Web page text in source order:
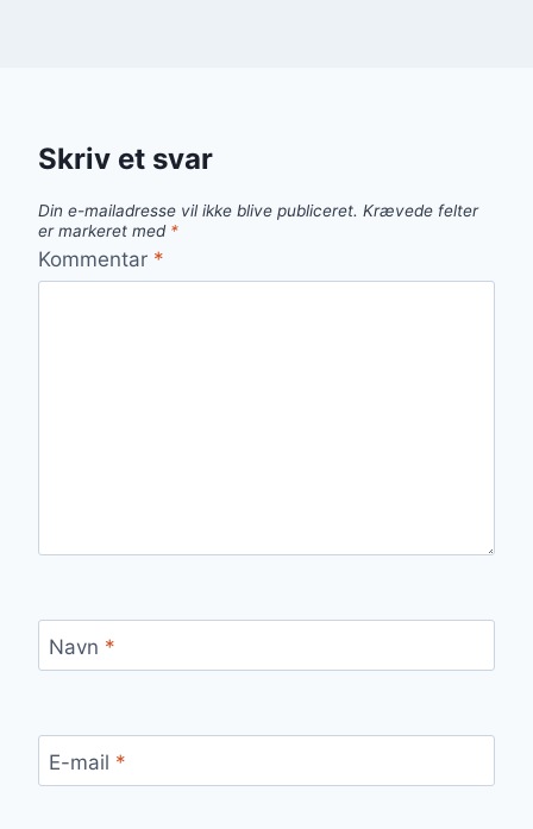
Skriv et svar
Din e-mailadresse vil ikke blive publiceret. Krævede felter
er markeret med *
Kommentar *
Navn *
E-mail *